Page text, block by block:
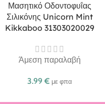
Μασητικό Οδοντοφυΐας
Σιλικόνης Unicorn Mint
Kikkaboo 31303020029
Άμεση παραλαβή
3.99 € με φπα